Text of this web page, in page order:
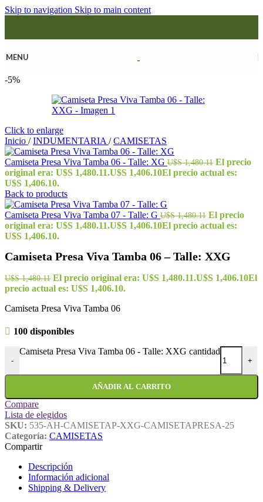
Skip to navigation Skip to main content
MENU
-5%
Click to enlarge
Inicio / INDUMENTARIA / CAMISETAS
Camiseta Presa Viva Tamba 06 - Talle: XG U$S1,480.11 El precio
original era: U$S 1,480.11.U$S 1,406.10El precio actual es:
U$S 1,406.10.
Back to products
Camiseta Presa Viva Tamba 07 - Talle: G U$S1,480.11 El precio
original era: U$S 1,480.11.U$S 1,406.10El precio actual es:
U$S 1,406.10.
Camiseta Presa Viva Tamba 06 – Talle: XXG
U$S1,480.11 El precio original era: U$S 1,480.11.U$S 1,406.10El
precio actual es: U$S 1,406.10.
Camiseta Presa Viva Tamba 06
100 disponibles
-
Camiseta Presa Viva Tamba 06 - Talle: XXG cantidad
+
AÑADIR AL CARRITO
Compare
Lista de elegidos
SKU: 535-AH-CAMISETAP-XXG-CAMISETAPRESA-25
Categoría: CAMISETAS
Compartir
Descripción
Información adicional
Shipping & Delivery